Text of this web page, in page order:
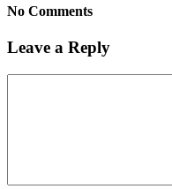
No Comments
Leave a Reply